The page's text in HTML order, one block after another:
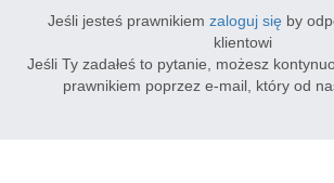
Jeśli jesteś prawnikiem zaloguj się by
klientowi
Jeśli Ty zadałeś to pytanie, możesz
prawnikiem poprzez e-mail, który od